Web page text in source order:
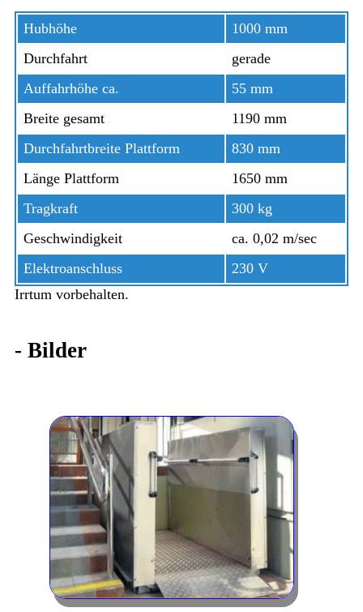
Hubhöhe
1000 mm
Durchfahrt
gerade
Auffahrhöhe ca.
55 mm
Breite gesamt
1190 mm
Durchfahrtbreite Plattform
830 mm
Länge Plattform
1650 mm
Tragkraft
300 kg
Geschwindigkeit
ca. 0,02 m/sec
Elektroanschluss
230 V
Irrtum vorbehalten.
- Bilder